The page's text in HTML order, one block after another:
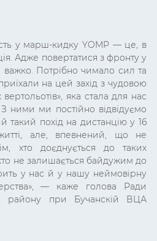
у марш-кидку YOMP — це, в
Адже повертатися з фронту у
Потрібно чимало сил та
на цей захід з чудовою
яка стала для нас
ми постійно відвідуємо
такий похід на дистанцію у 16
але, впевнений, що не
хто доєднується до таких
не залишається байдужим до
у нас й у нашу неймовірну
— каже голова Ради
району при Бучанскій ВЦА